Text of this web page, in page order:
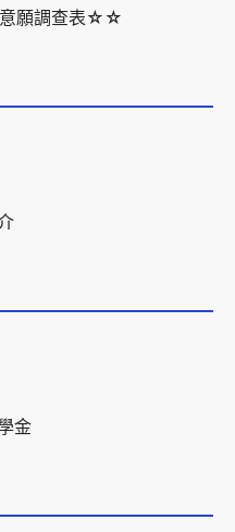
願調查表☆☆
金